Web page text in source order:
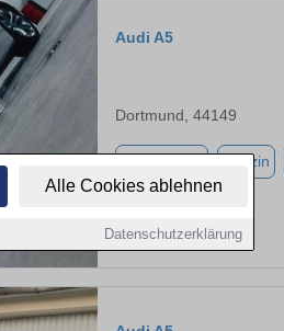
Alle Cookies ablehnen
Datenschutzerklärung
Audi A5
Dortmund, 44149
Benzin